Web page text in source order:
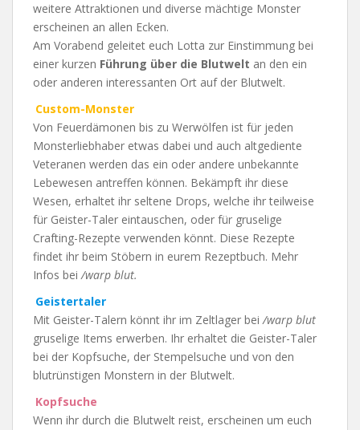
weitere Attraktionen und diverse mächtige Monster
erscheinen an allen Ecken.
Am Vorabend geleitet euch Lotta zur Einstimmung bei
einer kurzen Führung über die Blutwelt an den ein
oder anderen interessanten Ort auf der Blutwelt.
Custom-Monster
Von Feuerdämonen bis zu Werwölfen ist für jeden
Monsterliebhaber etwas dabei und auch altgediente
Veteranen werden das ein oder andere unbekannte
Lebewesen antreffen können. Bekämpft ihr diese
Wesen, erhaltet ihr seltene Drops, welche ihr teilweise
für Geister-Taler eintauschen, oder für gruselige
Crafting-Rezepte verwenden könnt. Diese Rezepte
findet ihr beim Stöbern in eurem Rezeptbuch. Mehr
Infos bei/warp blut.
Geistertaler
Mit Geister-Talern könnt ihr im Zeltlager bei/warp blut
gruselige Items erwerben. Ihr erhaltet die Geister-Taler
bei der Kopfsuche, der Stempelsuche und von den
blutrünstigen Monstern in der Blutwelt.
Kopfsuche
Wenn ihr durch die Blutwelt reist, erscheinen um euch